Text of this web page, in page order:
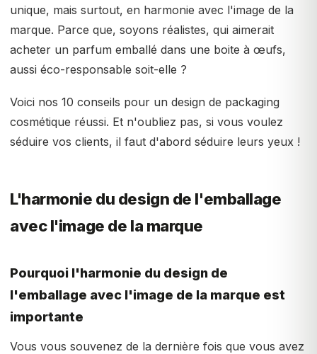
unique, mais surtout, en harmonie avec l'image de la
marque. Parce que, soyons réalistes, qui aimerait
acheter un parfum emballé dans une boite à œufs,
aussi éco-responsable soit-elle ?
Voici nos 10 conseils pour un design de packaging
cosmétique réussi. Et n'oubliez pas, si vous voulez
séduire vos clients, il faut d'abord séduire leurs yeux !
L'harmonie du design de l'emballage
avec l'image de la marque
Pourquoi l'harmonie du design de
l'emballage avec l'image de la marque est
importante
Vous vous souvenez de la dernière fois que vous avez